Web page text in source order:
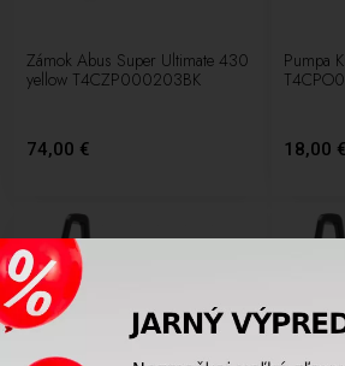
Zámok Abus Super Ultimate 430
yellow T4CZP000203BK
74,00 €
Pumpa
18,00 €